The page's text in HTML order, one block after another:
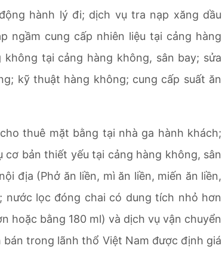
hành lý đi; dịch vụ tra nạp xăng dầu
ngầm cung cấp nhiên liệu tại cảng hàng
tại cảng hàng không, sân bay; sửa
kỹ thuật hàng không; cung cấp suất ăn
thuê mặt bằng tại nhà ga hành khách;
bản thiết yếu tại cảng hàng không, sân
địa (Phở ăn liền, mì ăn liền, miến ăn liền,
nước lọc đóng chai có dung tích nhỏ hơn
hoặc bằng 180 ml) và dịch vụ vận chuyển
trong lãnh thổ Việt Nam được định giá